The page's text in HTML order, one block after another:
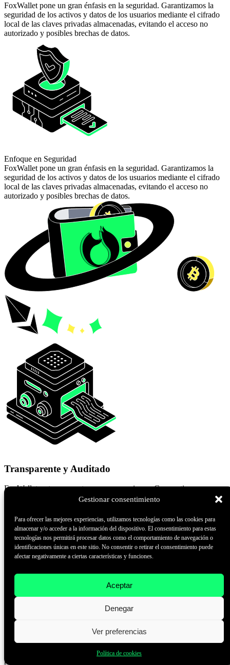
Gestionar consentimiento
Para ofrecer las mejores experiencias, utilizamos tecnologías como las cookies para
almacenar y/o acceder a la información del dispositivo. El consentimiento para estas
tecnologías nos permitirá procesar datos como el comportamiento de navegación o
identificaciones únicas en este sitio. No consentir o retirar el consentimiento puede
afectar negativamente a ciertas características y funciones.
Aceptar
Denegar
Ver preferencias
Política de cookies
FoxWallet pone un gran énfasis en la seguridad. Garantizamos la
seguridad de los activos y datos de los usuarios mediante el cifrado
local de las claves privadas almacenadas, evitando el acceso no
autorizado y posibles brechas de datos.
Enfoque en Seguridad
FoxWallet pone un gran énfasis en la seguridad. Garantizamos la
seguridad de los activos y datos de los usuarios mediante el cifrado
local de las claves privadas almacenadas, evitando el acceso no
autorizado y posibles brechas de datos.
Transparente y Auditado
FoxWallet es transparente en sus operaciones. Compartimos
parcialmente nuestro código original y nos sometemos a exhaustivas
nuestro compromiso con la seguridad y la transparencia.
Transparente y Auditado
FoxWallet es transparente en sus operaciones. Compartimos
parcialmente nuestro código original y nos sometemos a exhaustivas